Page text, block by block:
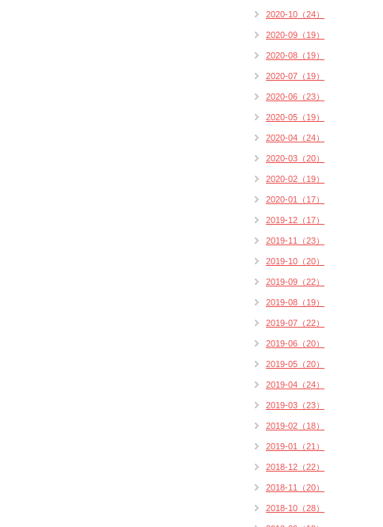
2020-10（24）
2020-09（19）
2020-08（19）
2020-07（19）
2020-06（23）
2020-05（19）
2020-04（24）
2020-03（20）
2020-02（19）
2020-01（17）
2019-12（17）
2019-11（23）
2019-10（20）
2019-09（22）
2019-08（19）
2019-07（22）
2019-06（20）
2019-05（20）
2019-04（24）
2019-03（23）
2019-02（18）
2019-01（21）
2018-12（22）
2018-11（20）
2018-10（28）